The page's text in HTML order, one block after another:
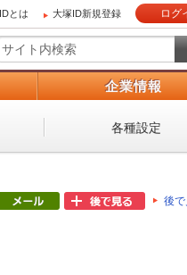
とは 大塚ID新規登録 ログ
企業情報
各種設定
後